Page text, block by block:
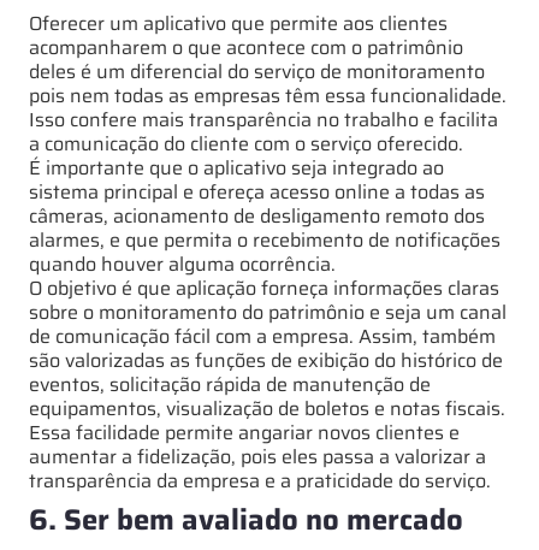
Oferecer um aplicativo que permite aos clientes
acompanharem o que acontece com o patrimônio
deles é um diferencial do serviço de monitoramento
pois nem todas as empresas têm essa funcionalidade.
Isso confere mais transparência no trabalho e facilita
a comunicação do cliente com o serviço oferecido.
É importante que o aplicativo seja integrado ao
sistema principal e ofereça acesso online a todas as
câmeras, acionamento de desligamento remoto dos
alarmes, e que permita o recebimento de notificações
quando houver alguma ocorrência.
O objetivo é que aplicação forneça informações claras
sobre o monitoramento do patrimônio e seja um canal
de comunicação fácil com a empresa. Assim, também
são valorizadas as funções de exibição do histórico de
eventos, solicitação rápida de manutenção de
equipamentos, visualização de boletos e notas fiscais.
Essa facilidade permite angariar novos clientes e
aumentar a fidelização, pois eles passa a valorizar a
transparência da empresa e a praticidade do serviço.
6. Ser bem avaliado no mercado